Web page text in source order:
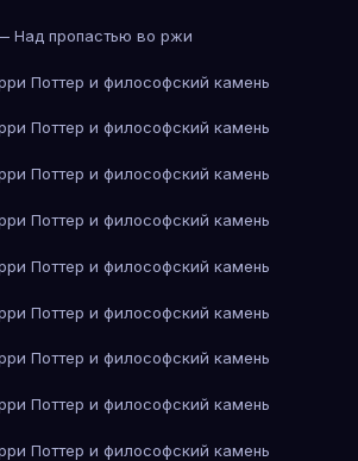
пропастью во ржи
Поттер и философский камень
Поттер и философский камень
Поттер и философский камень
Поттер и философский камень
Поттер и философский камень
Поттер и философский камень
Поттер и философский камень
Поттер и философский камень
Поттер и философский камень